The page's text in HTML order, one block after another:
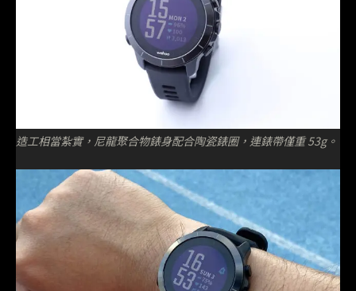
造工相當紮實，尼龍聚合物錶身配合陶瓷錶圈，連錶帶僅重 53g。